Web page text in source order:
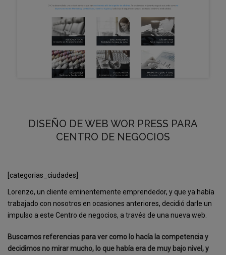
DISEÑO DE WEB WOR PRESS PARA
CENTRO DE NEGOCIOS
[categorias_ciudades]
Lorenzo, un cliente eminentemente emprendedor, y que ya había
trabajado con nosotros en ocasiones anteriores, decidió darle un
impulso a este Centro de negocios, a través de una nueva web.
Buscamos referencias para ver como lo hacía la competencia y
decidimos no mirar mucho, lo que había era de muy bajo nivel, y